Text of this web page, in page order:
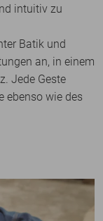
intuitiv zu
Batik und
an, in einem
Jede Geste
ebenso wie des